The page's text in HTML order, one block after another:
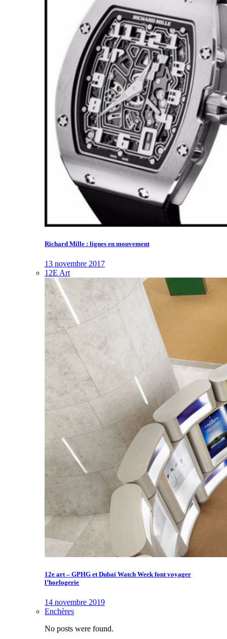
Richard Mille : lignes en mouvement
13 novembre 2017
12E Art
12e art – GPHG et Dubaï Watch Week font voyager
l’horlogerie
14 novembre 2019
Enchères
No posts were found.